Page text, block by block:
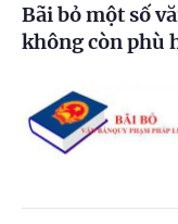
Bãi bỏ một số
không còn phù